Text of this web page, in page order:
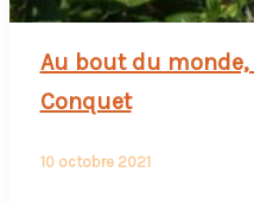
Au bout du
Conquet
10 octobre 2021